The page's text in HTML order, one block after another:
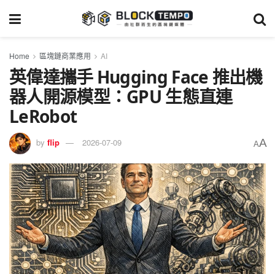
Home 區塊鏈商業應用 AI
英偉達攜手 Hugging Face 推出機
器人開源模型：GPU 生態直連
LeRobot
by flip 2026-07-09 AA